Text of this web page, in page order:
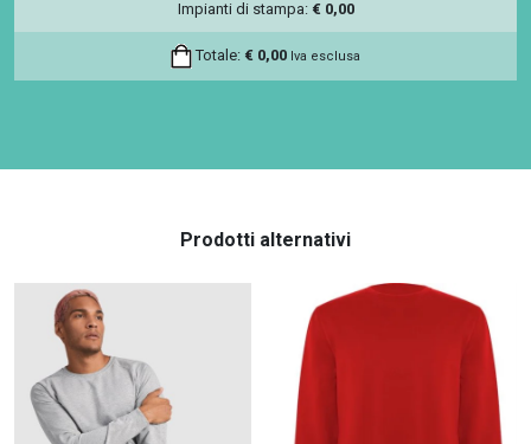
Impianti di stampa: € 0,00
Totale: € 0,00 Iva esclusa
Prodotti alternativi